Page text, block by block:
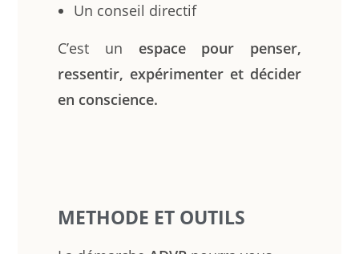
Un conseil directif
C’est un espace pour penser,
ressentir, expérimenter et décider
en conscience.
METHODE ET OUTILS